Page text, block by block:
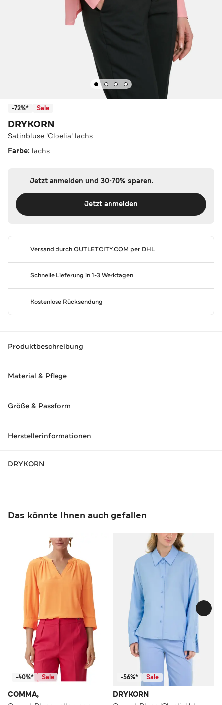
-72%* Sale
DRYKORN
Satinbluse 'Cloelia' lachs
Farbe: lachs
Jetzt anmelden und 30-70% sparen.
Jetzt anmelden
Versand durchOUTLETCITY.COM per DHL
Schnelle Lieferung in 1-3 Werktagen
Kostenlose Rücksendung
Produktbeschreibung
Material & Pflege
Größe & Passform
Herstellerinformationen
DRYKORN
Das könnte Ihnen auch gefallen
-40%* Sale
COMMA,
-56%* Sale
DRYKORN